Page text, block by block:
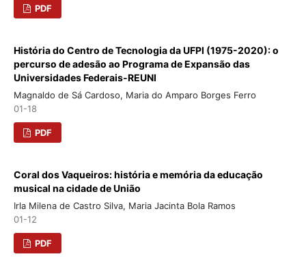
PDF
História do Centro de Tecnologia da UFPI (1975-2020): o
percurso de adesão ao Programa de Expansão das
Universidades Federais-REUNI
Magnaldo de Sá Cardoso, Maria do Amparo Borges Ferro
01-18
PDF
Coral dos Vaqueiros: história e memória da educação
musical na cidade de União
Irla Milena de Castro Silva, Maria Jacinta Bola Ramos
01-12
PDF